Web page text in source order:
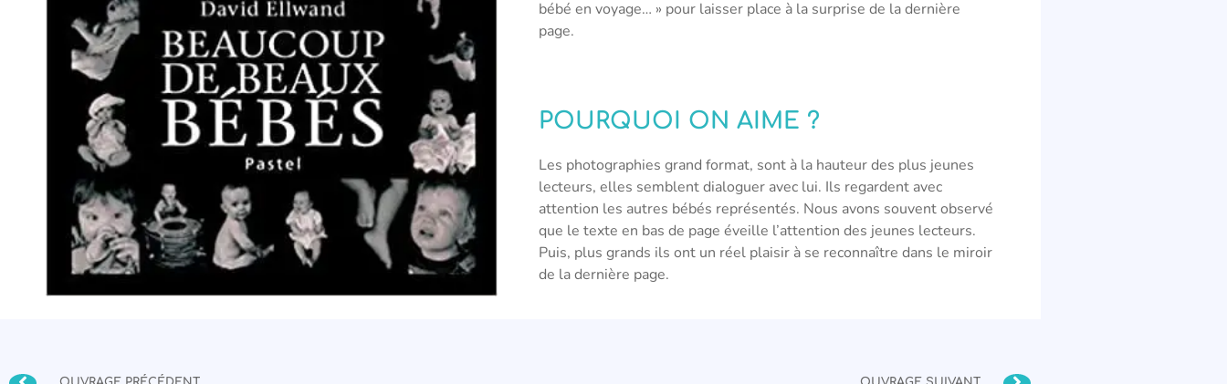
bébé en voyage… » pour laisser place à la surprise de la dernière
page.
POURQUOI ON AIME ?
Les photographies grand format, sont à la hauteur des plus jeunes
lecteurs, elles semblent dialoguer avec lui. Ils regardent avec
attention les autres bébés représentés. Nous avons souvent observé
que le texte en bas de page éveille l’attention des jeunes lecteurs.
Puis, plus grands ils ont un réel plaisir à se reconnaître dans le miroir
de la dernière page.